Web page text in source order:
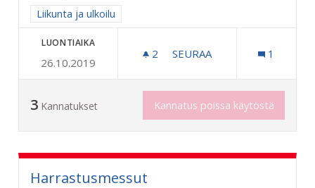
Rajaa tulokset aihepiirin mukaan: Liikunta ja ulkoilu
Liikunta ja ulkoilu
LUONTIAIKA
26.10.2019
2 2 SEURAAJAA
SEURAA 1
3 Kannatukset Kannatus poissa käytöstä
Harrastusmessut